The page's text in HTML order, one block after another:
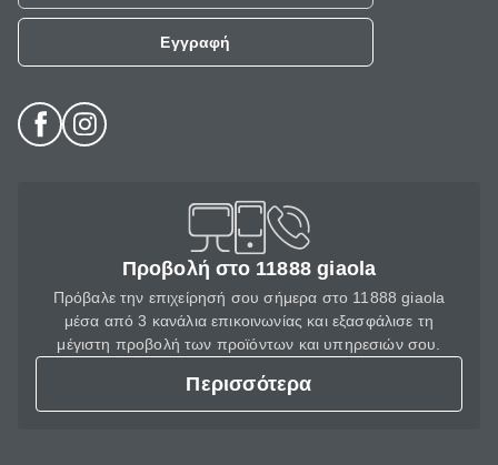
Εγγραφή
Προβολή στο 11888 giaola
Πρόβαλε την επιχείρησή σου σήμερα στο 11888 giaola
μέσα από 3 κανάλια επικοινωνίας και εξασφάλισε τη
μέγιστη προβολή των προϊόντων και υπηρεσιών σου.
Περισσότερα